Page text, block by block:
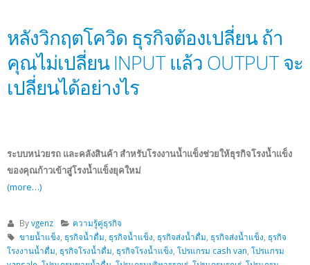
หลังวิกฤตโควิด ธุรกิจต้องเปลี่ยน ถ้า
คุณไม่เปลี่ยน INPUT แล้ว OUTPUT จะ
เปลี่ยนได้อย่างไร
ระบบหน่วยรถ และคลังสินค้า สำหรับโรงงานน้ำแข็งช่วยให้ธุรกิจโรงน้ำแข็ง
ของคุณก้าวเข้าสูู่โรงน้ำแข็งยุคใหม่
(more…)
Byvgenz
ความรู้คู่ธุรกิจ
ขายน้ำแข็ง, ธุรกิจน้ำดื่ม, ธุรกิจน้ำแข็ง, ธุรกิจส่งน้ำดื่ม, ธุรกิจส่งน้ำแข็ง, ธุรกิจ
โรงงานน้ำดื่ม, ธุรกิจโรงน้ำดื่ม, ธุรกิจโรงน้ำแข็ง, โปรแกรม cash van, โปรแกรม